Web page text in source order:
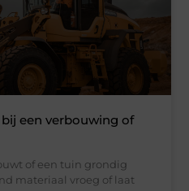
een verbouwing of
of een tuin grondig
materiaal vroeg of laat